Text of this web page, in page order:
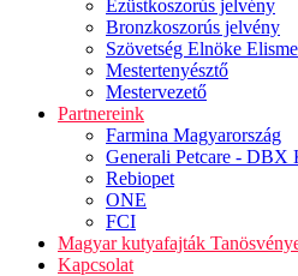
Ezüstkoszorús jelvény
Bronzkoszorús jelvény
Szövetség Elnöke
Mestertenyésztő
Mestervezető
Partnereink
Farmina Magyarország
Generali Petcare - DBX
Rebiopet
ONE
FCI
Magyar kutyafajták
Kapcsolat